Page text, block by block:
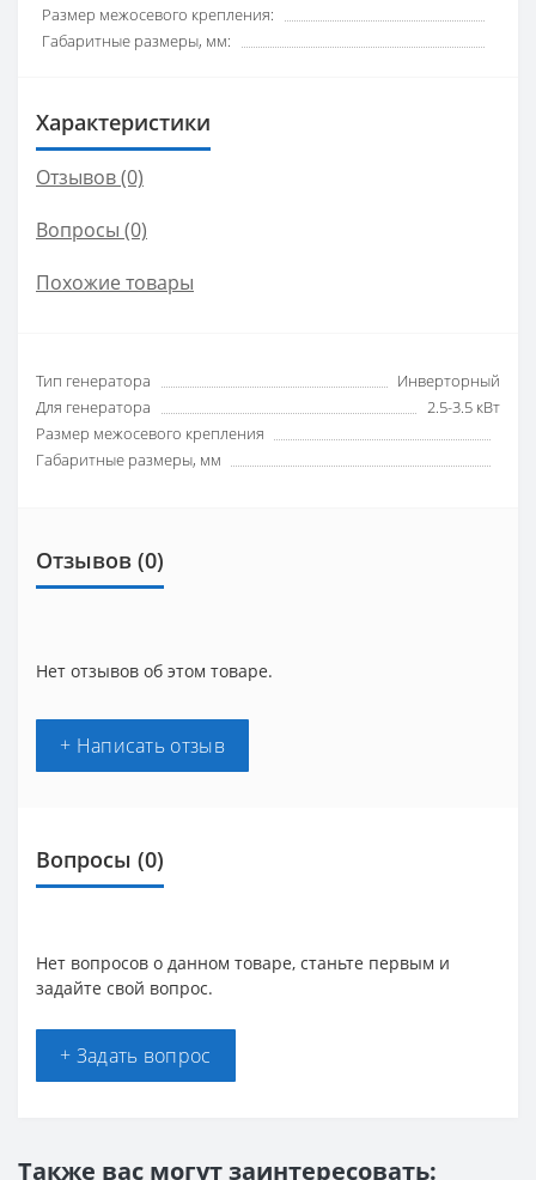
Размер межосевого крепления:
Габаритные размеры, мм:
Характеристики
Отзывов (0)
Вопросы (0)
Похожие товары
Тип генератора
Инверторный
Для генератора
2.5-3.5 кВт
Размер межосевого крепления
Габаритные размеры, мм
Отзывов (0)
Нет отзывов об этом товаре.
+ Написать отзыв
Вопросы (0)
Нет вопросов о данном товаре, станьте первым и
задайте свой вопрос.
+ Задать вопрос
Также вас могут заинтересовать: